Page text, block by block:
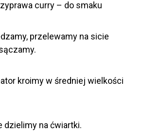
curry – do smaku
przelewamy na sicie
kroimy w średniej wielkości
dzielimy na ćwiartki.